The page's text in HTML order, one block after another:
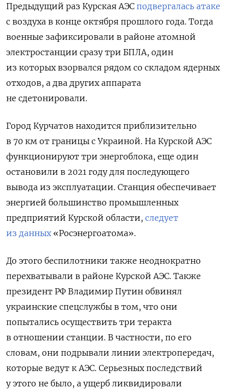
Предыдущий раз Курская АЭС подвергалась атаке
с воздуха в конце октября прошлого года. Тогда
военные зафиксировали в районе атомной
электростанции сразу три БПЛА, один
из которых взорвался рядом со складом ядерных
отходов, а два других аппарата
не сдетонировали.
Город Курчатов находится приблизительно
в 70 км от границы с Украиной. На Курской АЭС
функционируют три энергоблока, еще один
остановили в 2021 году для последующего
вывода из эксплуатации. Станция обеспечивает
энергией большинство промышленных
предприятий Курской области, следует
из данных«Росэнергоатома».
До этого беспилотники также неоднократно
перехватывали в районе Курской АЭС. Также
президент РФ Владимир Путин обвинял
украинские спецслужбы в том, что они
попытались осуществить три теракта
в отношении станции. В частности, по его
словам, они подрывали линии электропередач,
которые ведут к АЭС. Серьезных последствий
у этого не было, а ущерб ликвидировали